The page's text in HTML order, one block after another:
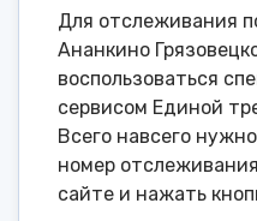
Для отслеживания
Ананкино
воспользоваться
сервисом Единой
Всего навсего
номер
сайте и нажать